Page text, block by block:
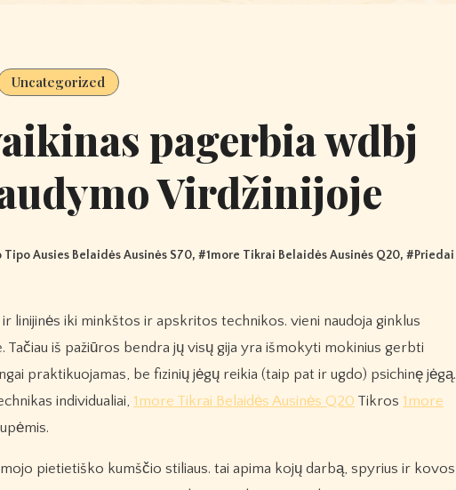
Uncategorized
pagerbia wdbj
Virdžinijoje
Tipo Ausies Belaidės Ausinės S70, #1more Tikrai Belaidės Ausinės Q20, #Priedai
iš pažiūros bendra jų visų gija yra išmokyti mokinius gerbti
praktikuojamas, be fizinių jėgų reikia (taip pat ir ugdo) psichinę jėgą.
individualiai, 1more Tikrai Belaidės Ausinės Q20 Tikros 1more
pietietiško kumščio stiliaus. tai apima kojų darbą, spyrius ir kovos